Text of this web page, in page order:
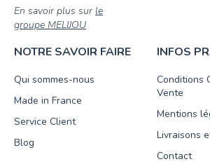
En savoir plus sur le
groupe MELIJOU
NOTRE SAVOIR FAIRE
Qui sommes-nous
Made in France
Service Client
Blog
INFOS
Conditions
Vente
Mentions
Livraisons
Contact